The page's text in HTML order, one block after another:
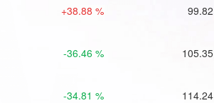
+38.88 % 99.82
-36.46 % 105.35
-34.81 % 114.24